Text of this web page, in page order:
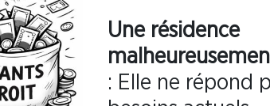
Une résidence
: Elle ne répond